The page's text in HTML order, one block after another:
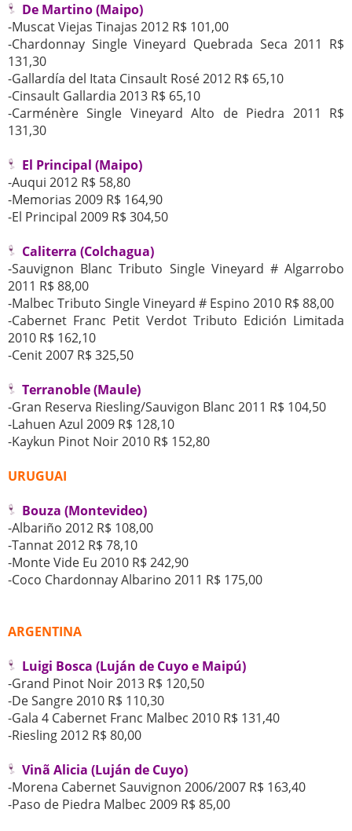
De Martino (Maipo)
-Muscat Viejas Tinajas 2012 R$ 101,00
-Chardonnay Single Vineyard Quebrada Seca 2011 R$
131,30
-Gallardía del Itata Cinsault Rosé 2012 R$ 65,10
-Cinsault Gallardia 2013 R$ 65,10
-Carménère Single Vineyard Alto de Piedra 2011 R$
131,30
El Principal (Maipo)
-Auqui 2012 R$ 58,80
-Memorias 2009 R$ 164,90
-El Principal 2009 R$ 304,50
Caliterra (Colchagua)
-Sauvignon Blanc Tributo Single Vineyard # Algarrobo
2011 R$ 88,00
-Malbec Tributo Single Vineyard # Espino 2010 R$ 88,00
-Cabernet Franc Petit Verdot Tributo Edición Limitada
2010 R$ 162,10
-Cenit 2007 R$ 325,50
Terranoble (Maule)
-Gran Reserva Riesling/Sauvigon Blanc 2011 R$ 104,50
-Lahuen Azul 2009 R$ 128,10
-Kaykun Pinot Noir 2010 R$ 152,80
URUGUAI
Bouza (Montevideo)
-Albariño 2012 R$ 108,00
-Tannat 2012 R$ 78,10
-Monte Vide Eu 2010 R$ 242,90
-Coco Chardonnay Albarino 2011 R$ 175,00
ARGENTINA
Luigi Bosca (Luján de Cuyo e Maipú)
-Grand Pinot Noir 2013 R$ 120,50
-De Sangre 2010 R$ 110,30
-Gala 4 Cabernet Franc Malbec 2010 R$ 131,40
-Riesling 2012 R$ 80,00
Vinã Alicia (Luján de Cuyo)
-Morena Cabernet Sauvignon 2006/2007 R$ 163,40
-Paso de Piedra Malbec 2009 R$ 85,00